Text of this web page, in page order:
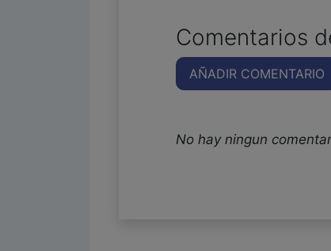
Comentarios
AÑADIR COMENTARIO
No hay ningun